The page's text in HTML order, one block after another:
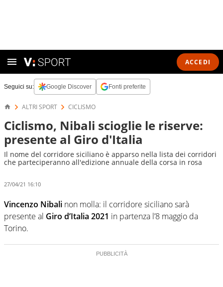
ACCEDI
Seguici su: Google Discover Fonti preferite
ALTRI SPORT CICLISMO
Ciclismo, Nibali scioglie le riserve:
presente al Giro d'Italia
Il nome del corridore siciliano è apparso nella lista dei corridori
che parteciperanno all'edizione annuale della corsa in rosa
27/04/21 16:10
Vincenzo Nibali non molla: il corridore siciliano sarà
presente al Giro d’Italia 2021 in partenza l’8 maggio da
Torino.